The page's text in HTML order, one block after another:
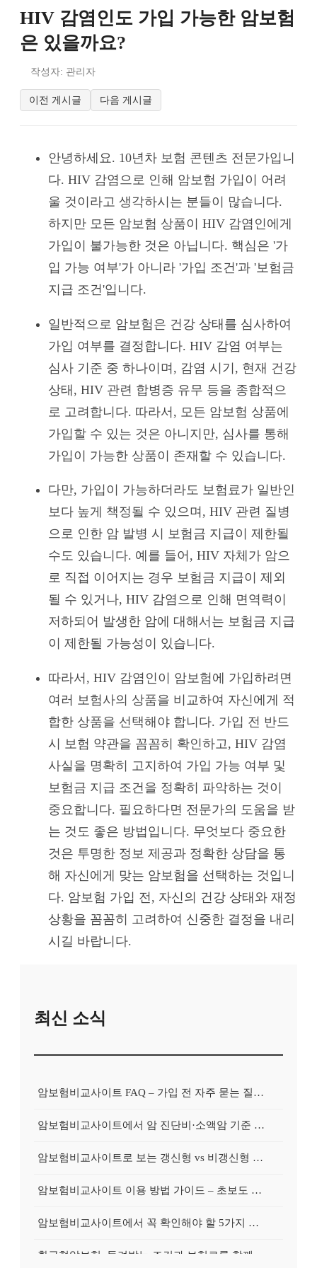
HIV 감염인도 가입 가능한 암보험
은 있을까요?
작성자: 관리자
이전 게시글 다음 게시글
안녕하세요. 10년차 보험 콘텐츠 전문가입니
다. HIV 감염으로 인해 암보험 가입이 어려
울 것이라고 생각하시는 분들이 많습니다.
하지만 모든 암보험 상품이 HIV 감염인에게
가입이 불가능한 것은 아닙니다. 핵심은 '가
입 가능 여부'가 아니라 '가입 조건'과 '보험금
지급 조건'입니다.
일반적으로 암보험은 건강 상태를 심사하여
가입 여부를 결정합니다. HIV 감염 여부는
심사 기준 중 하나이며, 감염 시기, 현재 건강
상태, HIV 관련 합병증 유무 등을 종합적으
로 고려합니다. 따라서, 모든 암보험 상품에
가입할 수 있는 것은 아니지만, 심사를 통해
가입이 가능한 상품이 존재할 수 있습니다.
다만, 가입이 가능하더라도 보험료가 일반인
보다 높게 책정될 수 있으며, HIV 관련 질병
으로 인한 암 발병 시 보험금 지급이 제한될
수도 있습니다. 예를 들어, HIV 자체가 암으
로 직접 이어지는 경우 보험금 지급이 제외
될 수 있거나, HIV 감염으로 인해 면역력이
저하되어 발생한 암에 대해서는 보험금 지급
이 제한될 가능성이 있습니다.
따라서, HIV 감염인이 암보험에 가입하려면
여러 보험사의 상품을 비교하여 자신에게 적
합한 상품을 선택해야 합니다. 가입 전 반드
시 보험 약관을 꼼꼼히 확인하고, HIV 감염
사실을 명확히 고지하여 가입 가능 여부 및
보험금 지급 조건을 정확히 파악하는 것이
중요합니다. 필요하다면 전문가의 도움을 받
는 것도 좋은 방법입니다. 무엇보다 중요한
것은 투명한 정보 제공과 정확한 상담을 통
해 자신에게 맞는 암보험을 선택하는 것입니
다. 암보험 가입 전, 자신의 건강 상태와 재정
상황을 꼼꼼히 고려하여 신중한 결정을 내리
시길 바랍니다.
최신 소식
암보험비교사이트 FAQ – 가입 전 자주 묻는 질문 정리
암보험비교사이트에서 암 진단비·소액암 기준 제대로 비교하기
암보험비교사이트로 보는 갱신형 vs 비갱신형 암보험 차이
암보험비교사이트 이용 방법 가이드 – 초보도 쉽게 비교하는 순서
암보험비교사이트에서 꼭 확인해야 할 5가지 비교 포인트